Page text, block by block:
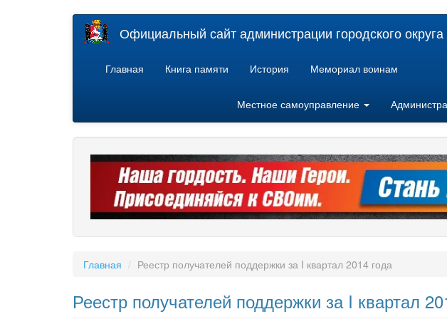
Официальный сайт администрации городского
Главная Книга памяти История Мемориал воинам
Местное самоуправление
Главная Реестр получателей поддержки за I квартал 2014 года
Реестр получателей поддержки за I квартал